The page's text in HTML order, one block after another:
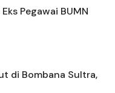
Pegawai BUMN
di Bombana Sultra,